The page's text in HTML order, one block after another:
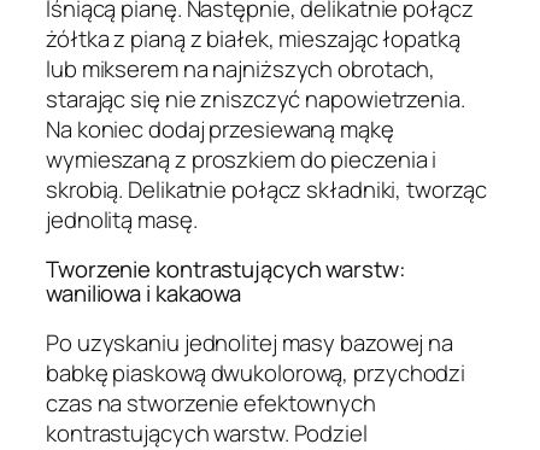
lśniącą pianę. Następnie, delikatnie połącz
żółtka z pianą z białek, mieszając łopatką
lub mikserem na najniższych obrotach,
starając się nie zniszczyć napowietrzenia.
Na koniec dodaj przesiewaną mąkę
wymieszaną z proszkiem do pieczenia i
skrobią. Delikatnie połącz składniki, tworząc
jednolitą masę.
Tworzenie kontrastujących warstw:
waniliowa i kakaowa
Po uzyskaniu jednolitej masy bazowej na
babkę piaskową dwukolorową, przychodzi
czas na stworzenie efektownych
kontrastujących warstw. Podziel